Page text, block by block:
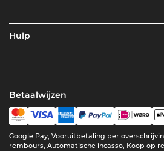
Hulp
Betaalwijzen
Google Pay, Vooruitbetaling per
rembours, Automatische incasso, Koop op